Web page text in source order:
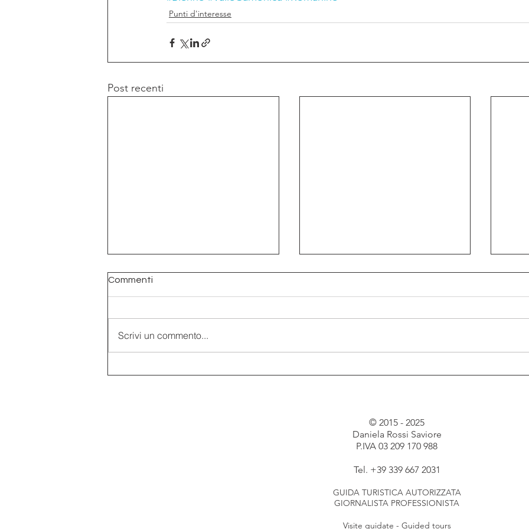
Punti d'interesse
Post recenti
Commenti
Scrivi un commento...
© 2015 - 2025
Daniela Rossi Saviore
P.IVA 03 209 170 988
Tel. +39 339 667 2031
GUIDA TURISTICA AUTORIZZATA
GIORNALISTA PROFESSIONISTA
Visite guidate - Guided tours